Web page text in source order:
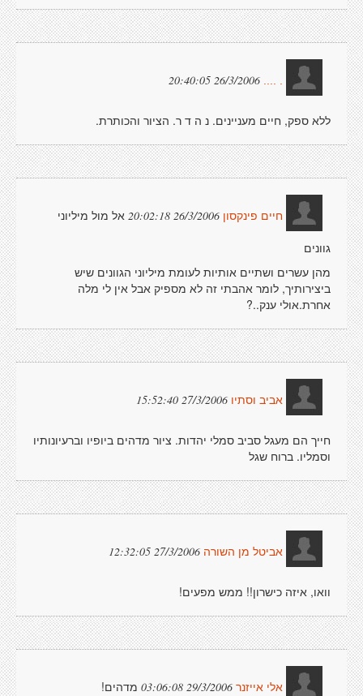
. ....
26/3/2006 20:40:05
ללא ספק, חיים מעניינים. נ ה ד ר. הציור והכותרת.
חיים פינקסון 26/3/2006 20:02:18
אל מול מיליוני
גוונים
מהן עשרים ושתיים אותיות לעומת מיליוני הגוונים שיש
ביצירותיך, לומר אהבתי זה לא מספיק אבל אין לי מלה
אחרת.אולי ענק..?
אביב וסתיו 27/3/2006 15:52:40
חייך הם מעגל סביב סמלי יהדות. ציור מדהים ביופיו וברעיונותיו
וסמליו. ברוח שגל
אביטל מן השורה 27/3/2006 12:32:05
וואו, איזה כישרון!! ממש מפעים!
אלי אייזנר 29/3/2006 03:06:08 מדהים!